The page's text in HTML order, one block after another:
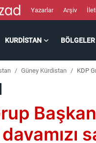
Yazarlar Arşiv
KURDISTAN BÖLGELER
Güney Kürdistan KDP